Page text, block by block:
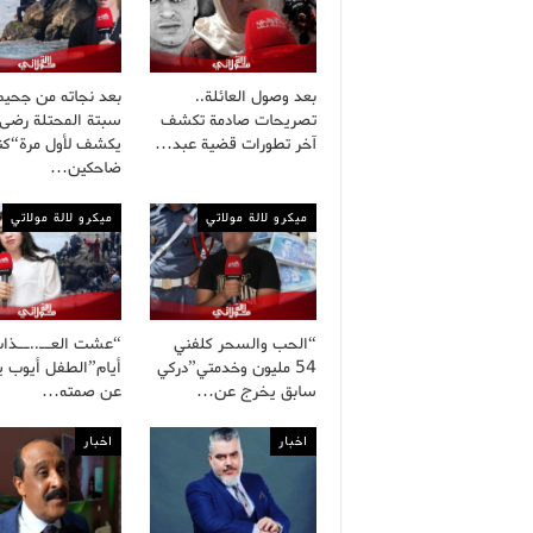
بعد وصول العائلة..
تصريحات صادمة تكشف
آخر تطورات قضية عبد…
بعد نجاته من
سبتة المحتلة رضى
يكشف لأول
ضاحكين…
ميكرو لالة مولاتي
“الحب والسحر كلفني
54 مليون وخدمتي”دركي
سابق يخرج عن…
ميكرو لالة مولاتي
أيام”الطفل
عن صمته…
اخبار اخبار